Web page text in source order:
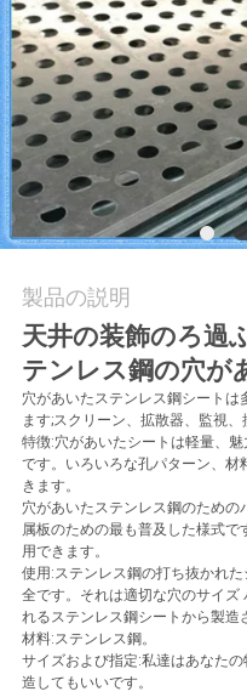
達
に
連
絡
し
な
さ
い
引
用
を
要
求
製品の説明
天井の装飾のろ過
テンレス鋼の穴が
穴があいたステンレス鋼シートは
ます;スクリーン、拡散器、監視、
特徴:穴があいたシートは軽量、
です。いろいろな孔パターン、
きます。
穴があいたステンレス鋼のため
属板のための最も普及した様式で
用できます。
使用:ステンレス鋼の打ち抜かれ
全です。それは適切な穴のサイズ
れるステンレス鋼シートから製造
材料:ステンレス鋼。
サイズおよび指定:私達はあなた
造してもいいです。